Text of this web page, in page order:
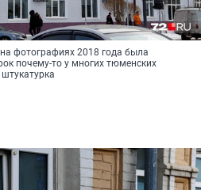
фотографиях 2018 года была
почему-то у многих тюменских